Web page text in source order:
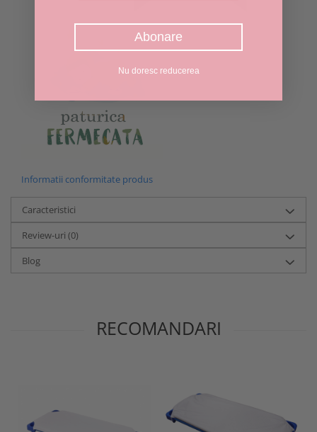
Informatii conformitate produs
Caracteristici
Review-uri (0)
Blog
RECOMANDARI
Abonare
Nu doresc reducerea